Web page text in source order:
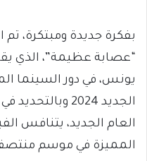
بفكرة جديدة ومبتكرة،
“عصابة عظيمة”، الذي
يونس، في دور السينما
الجديد 2024
العام الجديد، يتنافس
المميزة في موسم